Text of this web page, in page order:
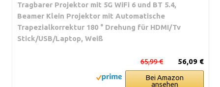
Tragbarer Projektor mit 5G WiFi 6 und BT 5.4,
Beamer Klein Projektor mit Automatische
Trapezialkorrektur 180 ° Drehung für HDMI/Tv
Stick/USB/Laptop, Weiß
56,09 €
65,99 €
Bei Amazon
ansehen